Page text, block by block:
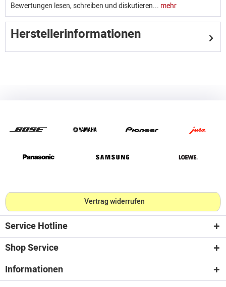
Bewertungen lesen, schreiben und diskutieren... mehr
Herstellerinformationen
Vertrag widerrufen
Service Hotline
Shop Service
Informationen